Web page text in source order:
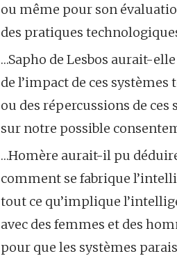
ou même pour son
des pratiques
…Sapho de Lesbos aurait-
de l’impact de ces
ou des répercussions de
sur notre possible
…Homère aurait-il pu
comment se fabrique
tout ce qu’implique
avec des femmes et des
pour que les systèmes